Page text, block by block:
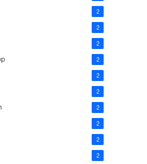
2
2
2
2
2
2
2
2
2
2